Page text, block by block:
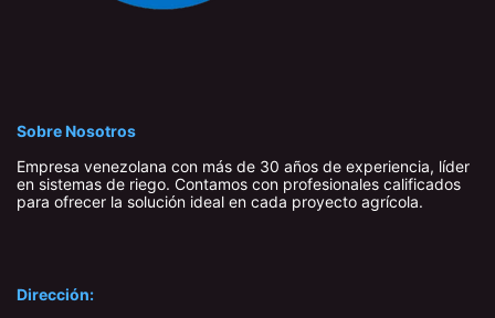
Sobre Nosotros
Empresa venezolana con más de 30 años de experiencia, líder
en sistemas de riego. Contamos con profesionales calificados
para ofrecer la solución ideal en cada proyecto agrícola.
Dirección: